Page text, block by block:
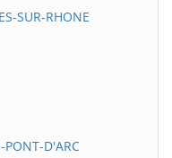
SUR-RHONE
D'ARC